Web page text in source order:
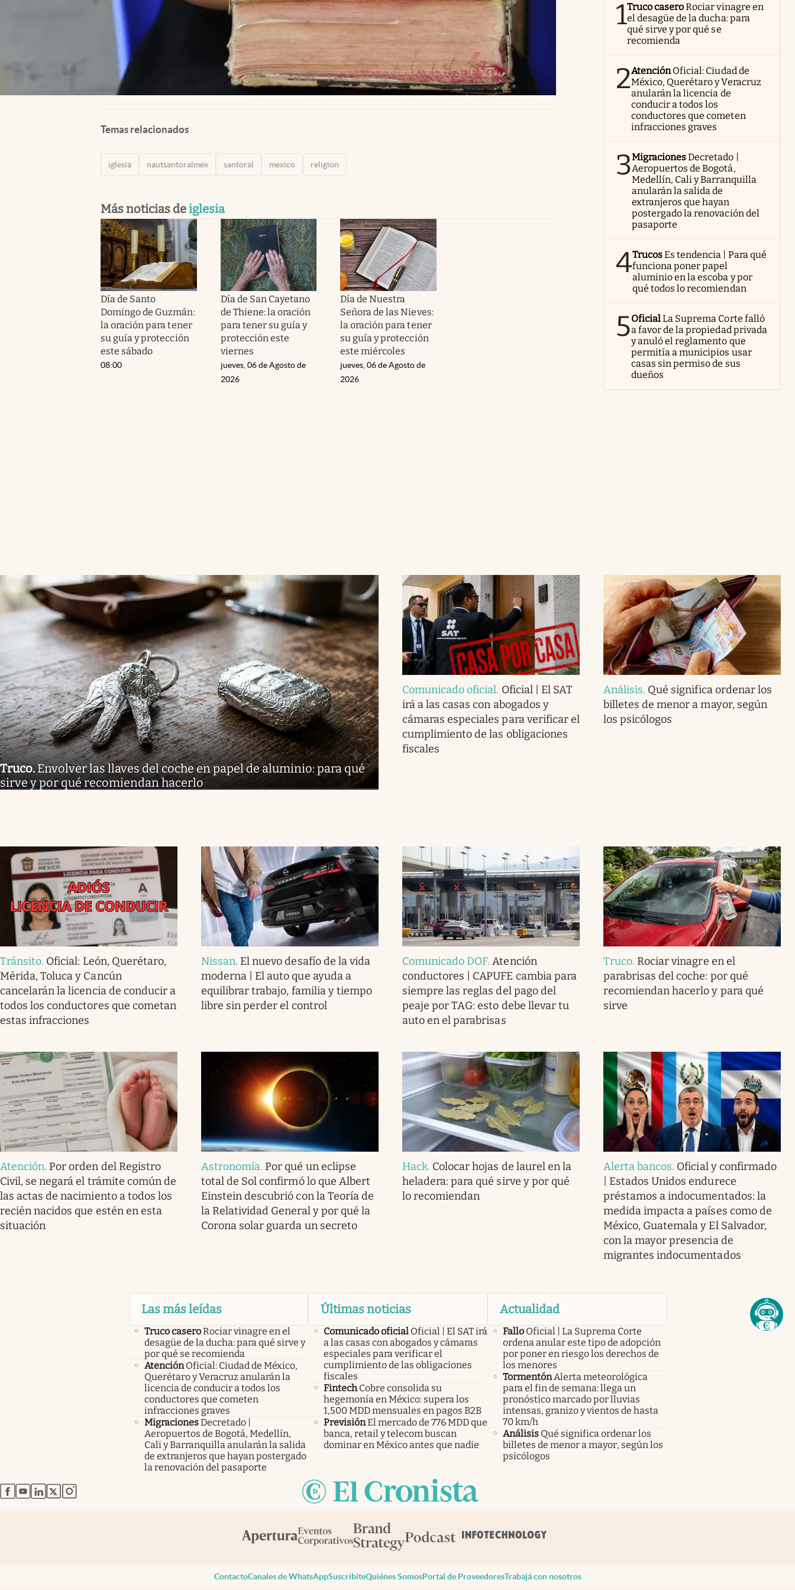
Temas relacionados
iglesia nautsantoralmex santoral mexico religion
Más noticias deiglesia
Día de Santo
Domingo de Guzmán:
la oración para tener
su guía y protección
este sábado
08:00
Día de San Cayetano
de Thiene: la oración
para tener su guía y
protección este
viernes
jueves, 06 de Agosto de
2026
Día de Nuestra
Señora de las Nieves:
la oración para tener
su guía y protección
este miércoles
jueves, 06 de Agosto de
2026
1Truco caseroRociar vinagre en
el desagüe de la ducha: para
qué sirve y por qué se
recomienda
2AtenciónOficial: Ciudad de
México, Querétaro y Veracruz
anularán la licencia de
conducir a todos los
conductores que cometen
infracciones graves
3MigracionesDecretado |
Aeropuertos de Bogotá,
Medellín, Cali y Barranquilla
anularán la salida de
extranjeros que hayan
postergado la renovación del
pasaporte
4TrucosEs tendencia | Para qué
funciona poner papel
aluminio en la escoba y por
qué todos lo recomiendan
5OficialLa Suprema Corte falló
a favor de la propiedad privada
y anuló el reglamento que
permitía a municipios usar
casas sin permiso de sus
dueños
Truco.Envolver las llaves del coche en papel de aluminio: para qué
sirve y por qué recomiendan hacerlo
Comunicado oficial. Oficial | El SAT
irá a las casas con abogados y
cámaras especiales para verificar el
cumplimiento de las obligaciones
fiscales
Análisis. Qué significa ordenar los
billetes de menor a mayor, según
los psicólogos
Tránsito. Oficial: León, Querétaro,
Mérida, Toluca y Cancún
cancelarán la licencia de conducir a
todos los conductores que cometan
estas infracciones
Nissan. El nuevo desafío de la vida
moderna | El auto que ayuda a
equilibrar trabajo, familia y tiempo
libre sin perder el control
Comunicado DOF.Atención
conductores | CAPUFE cambia para
siempre las reglas del pago del
peaje por TAG: esto debe llevar tu
auto en el parabrisas
Truco. Rociar vinagre en el
parabrisas del coche: por qué
recomiendan hacerlo y para qué
sirve
Atención. Por orden del Registro
Civil, se negará el trámite común de
las actas de nacimiento a todos los
recién nacidos que estén en esta
situación
Astronomía. Por qué un eclipse
total de Sol confirmó lo que Albert
Einstein descubrió con la Teoría de
la Relatividad General y por qué la
Corona solar guarda un secreto
Hack. Colocar hojas de laurel en la
heladera: para qué sirve y por qué
lo recomiendan
Alerta bancos. Oficial y confirmado
| Estados Unidos endurece
préstamos a indocumentados: la
medida impacta a países como de
México, Guatemala y El Salvador,
con la mayor presencia de
migrantes indocumentados
Las más leídas
Truco caseroRociar vinagre en el
desagüe de la ducha: para qué sirve y
por qué se recomienda
Atención Oficial: Ciudad de México,
Querétaro y Veracruz anularán la
licencia de conducir a todos los
conductores que cometen
infracciones graves
MigracionesDecretado |
Aeropuertos de Bogotá, Medellín,
Cali y Barranquilla anularán la salida
de extranjeros que hayan postergado
la renovación del pasaporte
Últimas noticias
Comunicado oficial Oficial | El SAT irá
a las casas con abogados y cámaras
especiales para verificar el
cumplimiento de las obligaciones
fiscales
Fintech Cobre consolida su
hegemonía en México: supera los
1,500 MDD mensuales en pagos B2B
PrevisiónEl mercado de 776 MDD que
banca, retail y telecom buscan
dominar en México antes que nadie
Actualidad
Fallo Oficial | La Suprema Corte
ordena anular este tipo de adopción
por poner en riesgo los derechos de
los menores
Tormentón Alerta meteorológica
para el fin de semana: llega un
pronóstico marcado por lluvias
intensas, granizo y vientos de hasta
70 km/h
Análisis Qué significa ordenar los
billetes de menor a mayor, según los
psicólogos
abre en nueva pestaña
abre en nueva pestaña
abre en nueva pestaña
abre en nueva pestaña
abre en nueva pestaña
ContactoCanales de WhatsAppSuscribiteQuiénes SomosPortal de ProveedoresTrabajá con nosotros